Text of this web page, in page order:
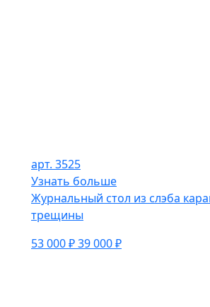
арт. 3525
Узнать больше
Журнальный стол из слэба
трещины
53 000 ₽39 000 ₽